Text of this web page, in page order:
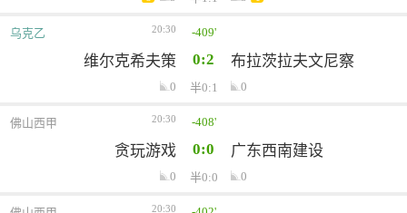
乌克乙 20:30 -409'
维尔克希夫策 0:2 布拉茨拉夫文尼察
0 半0:1 0
佛山西甲 20:30 -408'
贪玩游戏 0:0 广东西南建设
0 半0:0 0
20:30